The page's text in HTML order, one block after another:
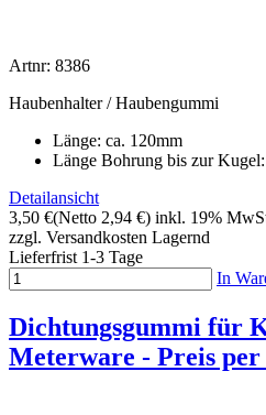
Artnr: 8386
Haubenhalter / Haubengummi
Länge: ca. 120mm
Länge Bohrung bis zur
Detailansicht
3,50 €(Netto 2,94 €) inkl. 19%
zzgl. Versandkosten Lagernd
Lieferfrist 1-3 Tage
In
Dichtungsgummi für
Meterware - Preis